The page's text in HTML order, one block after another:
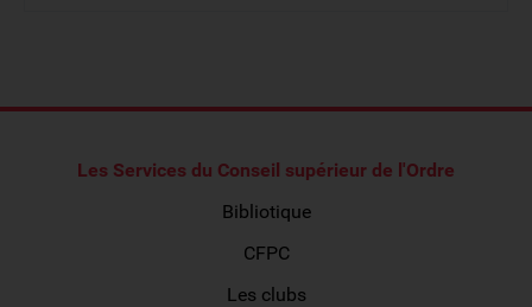
Les Services du Conseil supérieur de l'Ordre
Bibliotique
CFPC
Les clubs